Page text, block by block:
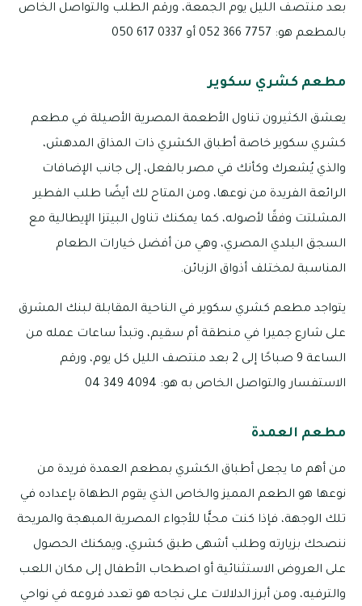
بعد منتصف الليل يوم الجمعة، ورقم الطلب والتواصل الخاص
بالمطعم هو: 7757 366 052 أو 0337 617 050
مطعم كشري سكوير
يعشق الكثيرون تناول الأطعمة المصرية الأصيلة في مطعم
كشري سكوير خاصة أطباق الكشري ذات المذاق المدهش،
والذي يُشعرك وكأنك في مصر بالفعل، إلى جانب الإضافات
الرائعة الفريدة من نوعها، ومن المتاح لك أيضًا طلب الفطير
المشلتت وفقًا لأصوله، كما يمكنك تناول البيتزا الإيطالية مع
السجق البلدي المصري، وهي من أفضل خيارات الطعام
المناسبة لمختلف أذواق الزبائن.
يتواجد مطعم كشري سكوير في الناحية المقابلة لبنك المشرق
على شارع جميرا في منطقة أم سقيم، وتبدأ ساعات عمله من
الساعة 9 صباحًا إلى 2 بعد منتصف الليل كل يوم، ورقم
الاستفسار والتواصل الخاص به هو: 4094 349 04
مطعم العمدة
من أهم ما يجعل أطباق الكشري بمطعم العمدة فريدة من
نوعها هو الطعم المميز والخاص الذي يقوم الطهاة بإعداده في
تلك الوجهة، فإذا كنت محبًّا للأجواء المصرية المبهجة والمريحة
ننصحك بزيارته وطلب أشهى طبق كشري، ويمكنك الحصول
على العروض الاستثنائية أو اصطحاب الأطفال إلى مكان اللعب
والترفيه، ومن أبرز الدلالات على نجاحه هو تعدد فروعه في نواحي